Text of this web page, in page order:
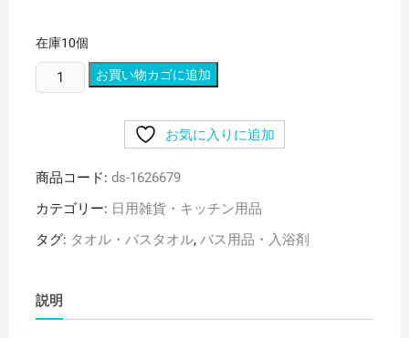
在庫10個
州
バ
ス
オ
60cm×130cm
く
お買い物カゴに追加
お気に入りに追加
商品コード: ds-1626679
カテゴリー: 日用雑貨・キッチン用品
タグ: タオル・バスタオル, バス用品・入浴剤
説明